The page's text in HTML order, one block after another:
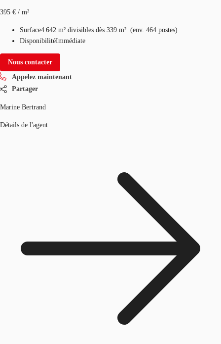
395 € / m²
Surface4 642 m² divisibles dès 339 m² (env. 464 postes)
DisponibilitéImmédiate
Nous contacter
Appelez maintenant
Partager
Marine Bertrand
Détails de l'agent